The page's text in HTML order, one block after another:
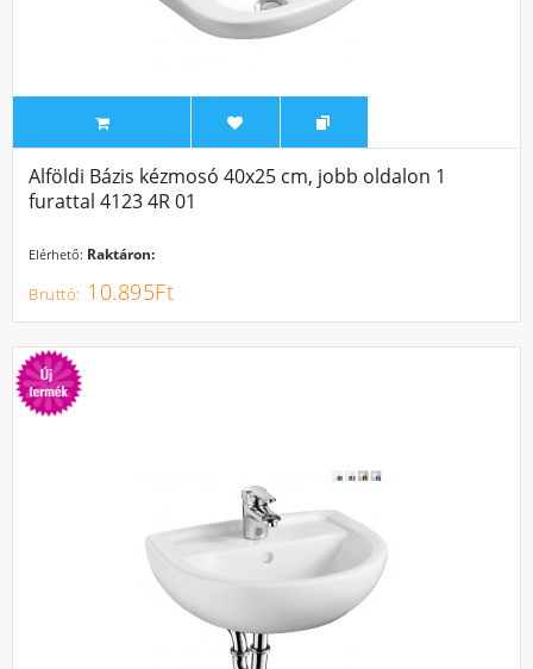
Alföldi Bázis kézmosó 40x25 cm, jobb oldalon 1
furattal 4123 4R 01
Elérhető: Raktáron:
10.895Ft